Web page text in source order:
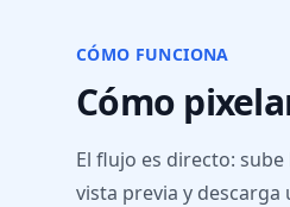
CÓMO FUNCIONA
Cómo
El flujo es directo:
vista previa y descarga